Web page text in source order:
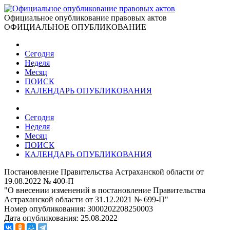
Официальное опубликование правовых актов
ОФИЦИАЛЬНОЕ ОПУБЛИКОВАНИЕ
Сегодня
Неделя
Месяц
ПОИСК
КАЛЕНДАРЬ ОПУБЛИКОВАНИЯ
Сегодня
Неделя
Месяц
ПОИСК
КАЛЕНДАРЬ ОПУБЛИКОВАНИЯ
Постановление Правительства Астраханской области от
19.08.2022 № 400-П
"О внесении изменений в постановление Правительства
Астраханской области от 31.12.2021 № 699-П"
Номер опубликования: 3000202208250003
Дата опубликования: 25.08.2022